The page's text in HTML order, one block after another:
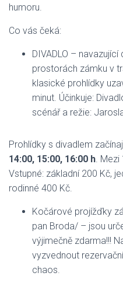
humoru.
Co vás čeká:
DIVADLO –
prostorách zámku v
klasické prohlídky
minut. Účinkuje:
scénář a režie:
Prohlídky s divadlem
14:00, 15:00, 16:00 h.
Vstupné: základní 200 Kč,
rodinné 400 Kč.
Kočárové projížďky
pan Broda/ – jsou
výjimečně zdarma!!!
vyzvednout
chaos.